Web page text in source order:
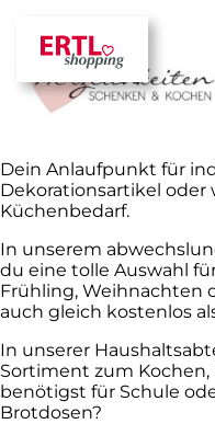
Dein Anlaufpunkt für
Dekorationsartikel oder
Küchenbedarf.
In unserem
du eine tolle Auswahl
Frühling, Weihnachten
auch gleich kostenlos
In unserer
Sortiment zum Kochen,
benötigst für Schule
Brotdosen?